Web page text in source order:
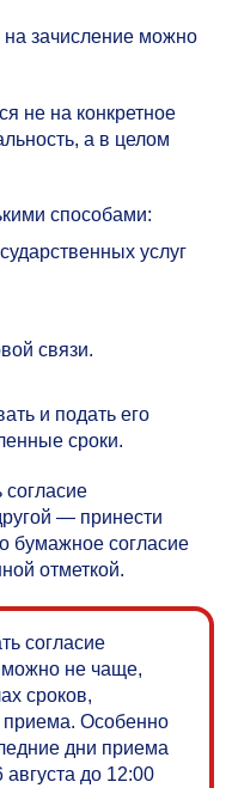
зачисление можно
не на конкретное
а в целом
способами:
услуг
связи.
и подать его
сроки.
согласие
— принести
бумажное согласие
отметкой.
согласие
можно не чаще,
сроков,
Особенно
дни приема
августа до 12:00